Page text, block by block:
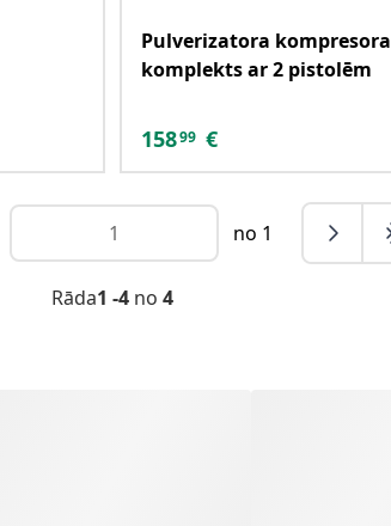
Pulverizatora kompresora
komplekts ar 2 pistolēm
15899 €
no 1
Rāda1 -4 no 4